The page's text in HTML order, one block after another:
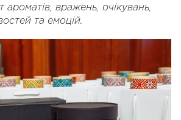
ароматів, вражень, очікувань,
та емоцій.